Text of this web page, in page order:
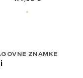
ZNAMKE